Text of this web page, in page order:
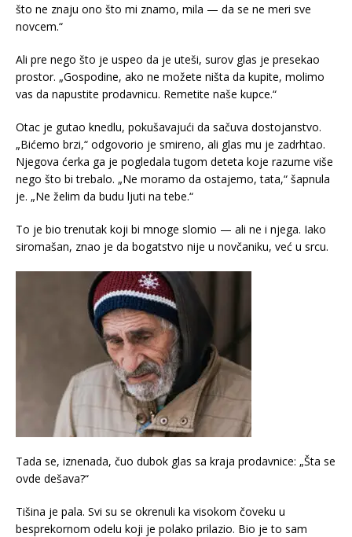
što ne znaju ono što mi znamo, mila — da se ne meri sve
novcem.“
Ali pre nego što je uspeo da je uteši, surov glas je presekao
prostor. „Gospodine, ako ne možete ništa da kupite, molimo
vas da napustite prodavnicu. Remetite naše kupce.“
Otac je gutao knedlu, pokušavajući da sačuva dostojanstvo.
„Bićemo brzi,“ odgovorio je smireno, ali glas mu je zadrhtao.
Njegova ćerka ga je pogledala tugom deteta koje razume više
nego što bi trebalo. „Ne moramo da ostajemo, tata,“ šapnula
je. „Ne želim da budu ljuti na tebe.“
To je bio trenutak koji bi mnoge slomio — ali ne i njega. Iako
siromašan, znao je da bogatstvo nije u novčaniku, već u srcu.
Tada se, iznenada, čuo dubok glas sa kraja prodavnice: „Šta se
ovde dešava?“
Tišina je pala. Svi su se okrenuli ka visokom čoveku u
besprekornom odelu koji je polako prilazio. Bio je to sam